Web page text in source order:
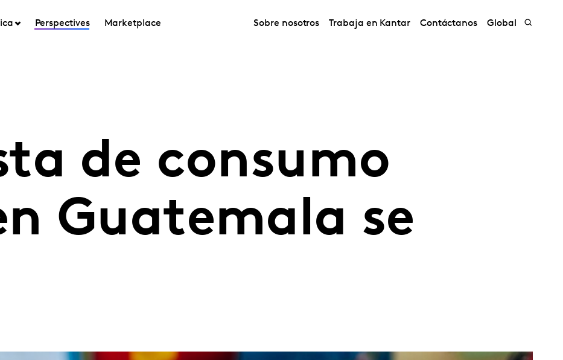
Perspectives Marketplace Sobre nosotros Trabaja en Kantar Contáctanos Global
de consumo
Guatemala se